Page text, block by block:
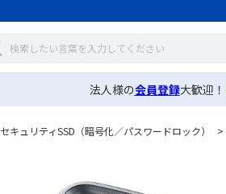
法人様の会員登録大歓迎！
セキュリティSSD（暗号化／パスワードロック） >